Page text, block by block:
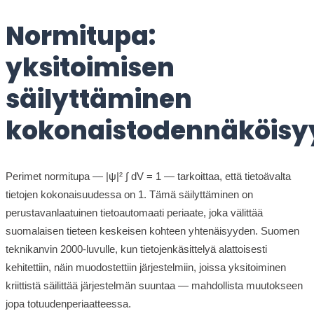
Normitupa:
yksitoimisen
säilyttäminen
Perimet normitupa — |ψ|² ∫ dV = 1 — tarkoittaa, että tietoävalta
tietojen kokonaisuudessa on 1. Tämä säilyttäminen on
perustavanlaatuinen tietoautomaati periaate, joka välittää
suomalaisen tieteen keskeisen kohteen yhtenäisyyden. Suomen
teknikanvin 2000-luvulle, kun tietojenkäsittelyä alattoisesti
kehitettiin, näin muodostettiin järjestelmiin, joissa yksitoiminen
kriittistä säilittää järjestelmän suuntaa — mahdollista muutokseen
jopa totuudenperiaatteessa.